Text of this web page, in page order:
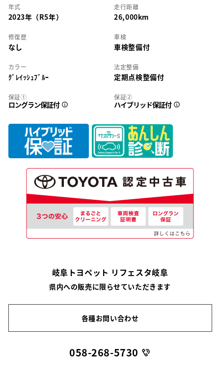
年式
2023年（R5年）
走行距離
26,000km
修復歴
なし
車検
車検整備付
カラー
ｸﾞﾚｲｯｼｭﾌﾞﾙｰ
法定整備
定期点検整備付
保証①
ロングラン保証付
保証②
ハイブリッド保証付
岐阜トヨペット リフェスタ岐阜
県内への販売に限らせていただきます
各種お問い合わせ
058-268-5730